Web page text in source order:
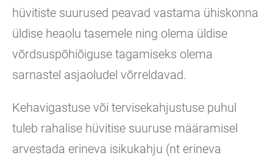
hüvitiste suurused peavad vastama ühiskonna
üldise heaolu tasemele ning olema üldise
võrdsuspõhiõiguse tagamiseks olema
sarnastel asjaoludel võrreldavad.
Kehavigastuse või tervisekahjustuse puhul
tuleb rahalise hüvitise suuruse määramisel
arvestada erineva isikukahju (nt erineva